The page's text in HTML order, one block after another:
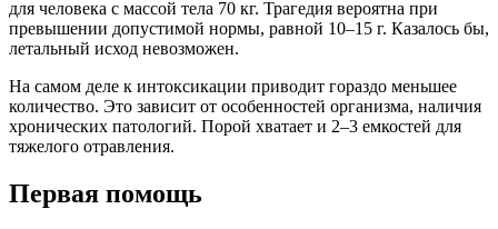
для человека с массой тела 70 кг. Трагедия вероятна при
превышении допустимой нормы, равной 10–15 г. Казалось бы,
летальный исход невозможен.
На самом деле к интоксикации приводит гораздо меньшее
количество. Это зависит от особенностей организма, наличия
хронических патологий. Порой хватает и 2–3 емкостей для
тяжелого отравления.
Первая помощь